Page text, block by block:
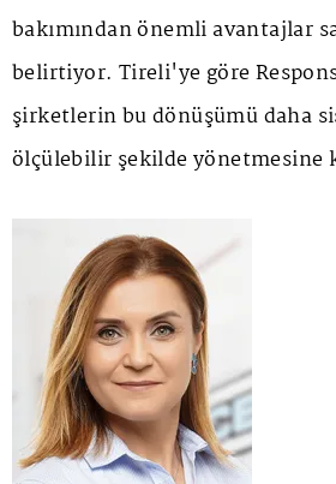
bakımından önemli avantajlar
belirtiyor. Tireli'ye göre
şirketlerin bu dönüşümü daha
ölçülebilir şekilde yönetmesine